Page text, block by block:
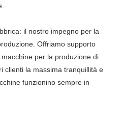
il nostro impegno per la
Offriamo supporto
per la produzione di
clienti la massima tranquillità e
funzionino sempre in